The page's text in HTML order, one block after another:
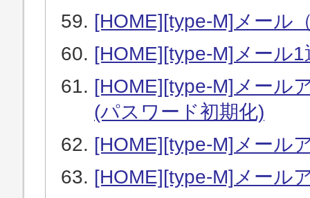
[HOME][type-M]メール
[HOME][type-M]メール
[HOME][type-M]メール
(パスワード初期化)
[HOME][type-M]メール
[HOME][type-M]メール